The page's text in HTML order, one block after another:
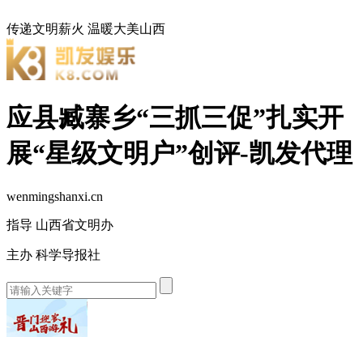
传递文明薪火 温暖大美山西
应县臧寨乡“三抓三促”扎实开
展“星级文明户”创评-凯发代理
wenmingshanxi.cn
指导 山西省文明办
主办 科学导报社